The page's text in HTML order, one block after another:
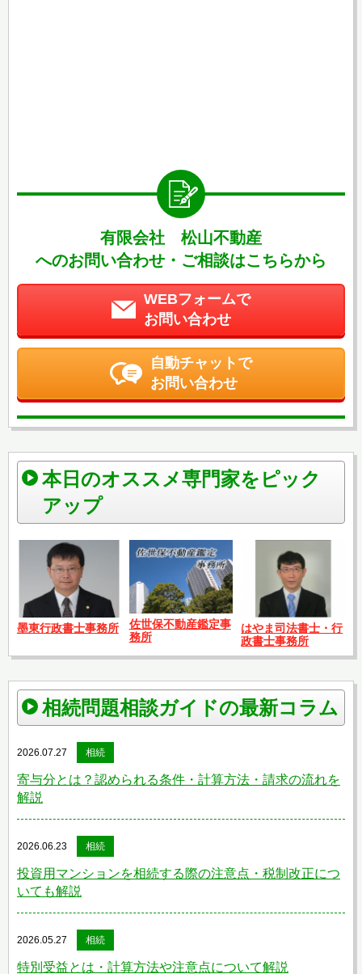
有限会社 松山不動産
へのお問い合わせ・ご相談はこちらから
WEBフォームで
お問い合わせ
自動チャットで
お問い合わせ
本日のオススメ専門家をピック
アップ
墨東行政書士事務所
佐世保不動産鑑定事
務所
はやま司法書士・行
政書士事務所
相続問題相談ガイドの最新コラム
2026.07.27 相続
寄与分とは？認められる条件・計算方法・請求の流れを
解説
2026.06.23 相続
投資用マンションを相続する際の注意点・税制改正につ
いても解説
2026.05.27 相続
特別受益とは・計算方法や注意点について解説